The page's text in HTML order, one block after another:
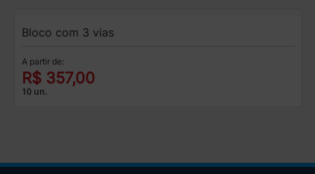
Bloco com 3 vias
A partir de:
R$ 357,00
10 un.